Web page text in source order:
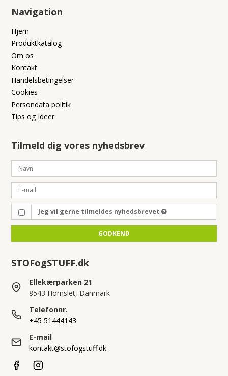
Navigation
Hjem
Produktkatalog
Om os
Kontakt
Handelsbetingelser
Cookies
Persondata politik
Tips og Ideer
Tilmeld dig vores nyhedsbrev
Jeg vil gerne tilmeldes nyhedsbrevet
GODKEND
STOFogSTUFF.dk
Ellekærparken 21
8543 Hornslet, Danmark
Telefonnr.
+45 51444143
E-mail
kontakt@stofogstuff.dk